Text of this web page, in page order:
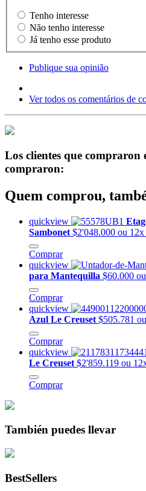
Tenho interesse
Não tenho interesse
Já tenho esse produto
Publique sua opinião
Ver todos os comentários de
Los clientes que compraron
compraron:
Quem comprou,
quickview
Sambonet $2'048.000 ou 12x
Comprar
quickview
para Mantequilla $60.000
Comprar
quickview
Azul Le Creuset $505.781
Comprar
quickview
Le Creuset $2'859.119 ou
Comprar
También puedes llevar
BestSellers